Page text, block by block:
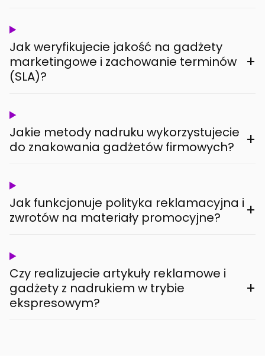
Jak weryfikujecie jakość na gadżety
marketingowe i zachowanie terminów
(SLA)?
+
Jakie metody nadruku wykorzystujecie
do znakowania gadżetów firmowych?
+
Jak funkcjonuje polityka reklamacyjna i
zwrotów na materiały promocyjne?
+
Czy realizujecie artykuły reklamowe i
gadżety z nadrukiem w trybie
ekspresowym?
+